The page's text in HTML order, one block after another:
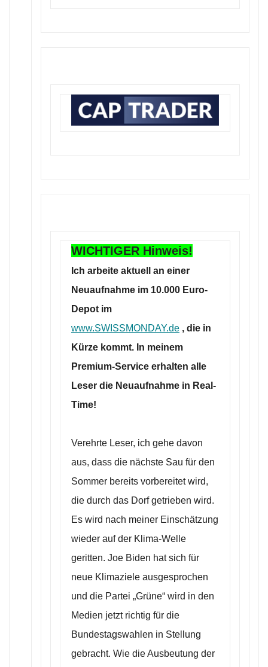
WICHTIGER Hinweis!
Ich arbeite aktuell an einer
Neuaufnahme im 10.000 Euro-
Depot im
www.SWISSMONDAY.de , die in
Kürze kommt. In meinem
Premium-Service erhalten alle
Leser die Neuaufnahme in Real-
Time!
Verehrte Leser, ich gehe davon
aus, dass die nächste Sau für den
Sommer bereits vorbereitet wird,
die durch das Dorf getrieben wird.
Es wird nach meiner Einschätzung
wieder auf der Klima-Welle
geritten. Joe Biden hat sich für
neue Klimaziele ausgesprochen
und die Partei „Grüne“ wird in den
Medien jetzt richtig für die
Bundestagswahlen in Stellung
gebracht. Wie die Ausbeutung der